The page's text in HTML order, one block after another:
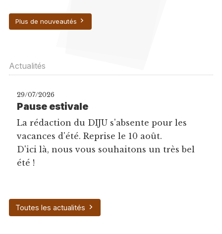
Plus de nouveautés
Actualités
29/07/2026
Pause estivale
La rédaction du DIJU s'absente pour les
vacances d'été. Reprise le 10 août.
D'ici là, nous vous souhaitons un très bel
été !
Toutes les actualités